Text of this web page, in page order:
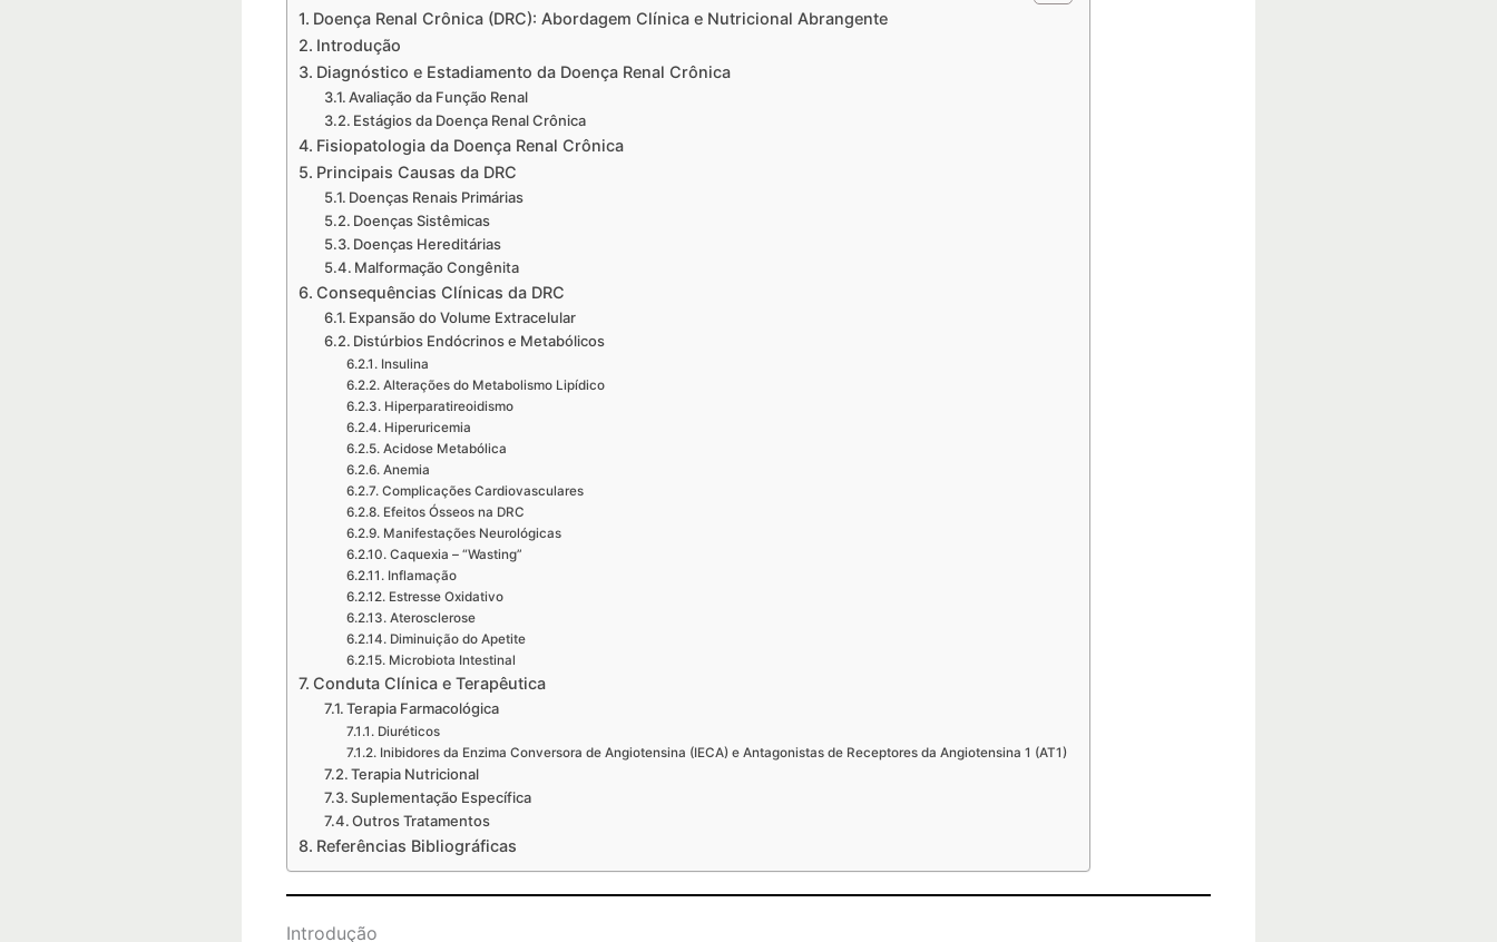
Doença Renal Crônica (DRC): Abordagem Clínica e Nutricional Abrangente
Introdução
Diagnóstico e Estadiamento da Doença Renal Crônica
Avaliação da Função Renal
Estágios da Doença Renal Crônica
Fisiopatologia da Doença Renal Crônica
Principais Causas da DRC
Doenças Renais Primárias
Doenças Sistêmicas
Doenças Hereditárias
Malformação Congênita
Consequências Clínicas da DRC
Expansão do Volume Extracelular
Distúrbios Endócrinos e Metabólicos
Insulina
Alterações do Metabolismo Lipídico
Hiperparatireoidismo
Hiperuricemia
Acidose Metabólica
Anemia
Complicações Cardiovasculares
Efeitos Ósseos na DRC
Manifestações Neurológicas
Caquexia – “Wasting”
Inflamação
Estresse Oxidativo
Aterosclerose
Diminuição do Apetite
Microbiota Intestinal
Conduta Clínica e Terapêutica
Terapia Farmacológica
Diuréticos
Inibidores da Enzima Conversora de Angiotensina (IECA) e Antagonistas de Receptores da Angiotensina 1 (AT1)
Terapia Nutricional
Suplementação Específica
Outros Tratamentos
Referências Bibliográficas
Introdução